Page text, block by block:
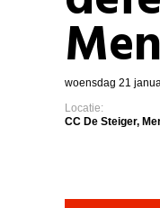
woensdag 21
Locatie:
CC De Steiger,